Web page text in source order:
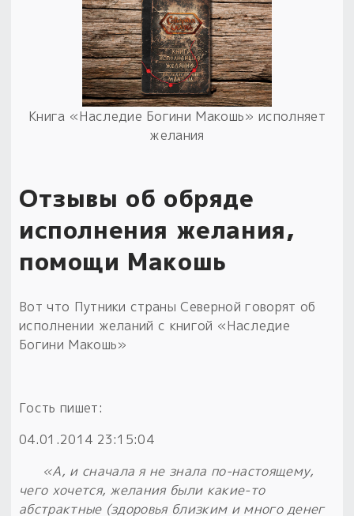
Пыльный сундучок
большое обновление
Товары со скидкой
на заказ от 4 тыс. руб. со скидкой
Оберег в подарок
к заказу от 3 тыс. руб.
Книга «Наследие Богини Макошь» исполняет
желания
Отзывы об обряде
исполнения желания,
помощи Макошь
Вот что Путники страны Северной говорят об
исполнении желаний с книгой «Наследие
Богини Макошь»
Гость пишет:
04.01.2014 23:15:04
«А, и сначала я не знала по-настоящему,
чего хочется, желания были какие-то
абстрактные (здоровья близким и много денег